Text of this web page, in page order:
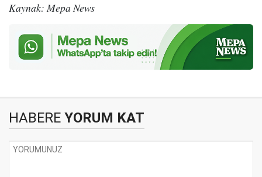
Kaynak: Mepa News
HABERE YORUM KAT